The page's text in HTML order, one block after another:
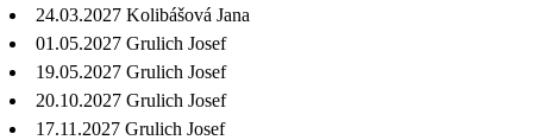
24.03.2027 Kolibášová Jana
01.05.2027 Grulich Josef
19.05.2027 Grulich Josef
20.10.2027 Grulich Josef
17.11.2027 Grulich Josef